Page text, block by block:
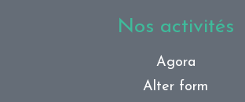
Nos activités
Agora
Alter form